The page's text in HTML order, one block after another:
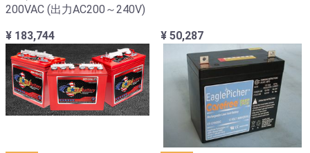
200VAC (出力AC200～240V)
¥ 183,744
¥ 50,287